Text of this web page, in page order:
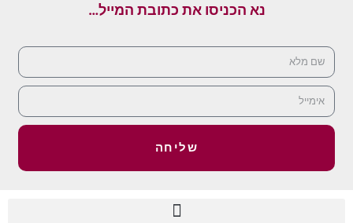
נא הכניסו את כתובת המייל…
שליחה